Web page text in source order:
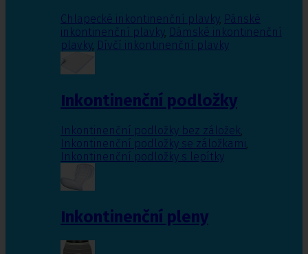
Chlapecké inkontinenční plavky, Pánské
inkontinenční plavky, Dámské inkontinenční
plavky, Dívčí inkontinenční plavky
Inkontinenční podložky
Inkontinenční podložky bez záložek,
Inkontinenční podložky se záložkami,
Inkontinenční podložky s lepítky
Inkontinenční pleny